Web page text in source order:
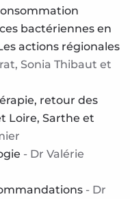
bactériennes en
actions régionales
Sonia Thibaut et
retour des
Loire, Sarthe et
- Dr Valérie
- Dr